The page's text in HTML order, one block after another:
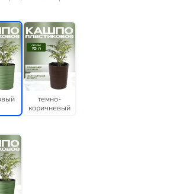
темно-
коричневый